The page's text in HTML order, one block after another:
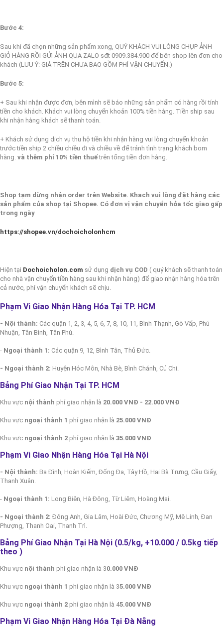
Bước 4:
Sau khi đã chọn những sản phẩm xong, QUÝ KHÁCH VUI LÒNG CHỤP ẢNH
GIỎ HÀNG RỒI GỬI ẢNH QUA ZALO sđt 0909.384.900 để bên shop lên đơn cho
khách (LƯU Ý: GIÁ TRÊN CHƯA BAO GỒM PHÍ VẬN CHUYỂN.)
Bước 5:
+ Sau khi nhận được đơn, bên mình sẽ báo những sản phẩm có hàng rồi tính
tiền cho khách. Khách vui lòng chuyển khoản 100% tiền hàng. Tiền ship sau
khi nhận hàng khách sẽ thanh toán.
+ Khách sử dụng dịch vụ thu hộ tiền khi nhận hàng vui lòng chuyển khoản
trước tiền ship 2 chiều chiều đi và chiều về để tránh tình trạng khách bom
hàng. và thêm phí 10% tiền thuếtrên tổng tiền đơn hàng.
Shop tạm dừng nhận order trên Website. Khach vui lòng đặt hàng các
sản phẩm của shop tại Shopee. Có đơn vị vận chuyển hỏa tốc giao gấp
trong ngày
https://shopee.vn/dochoicholonhcm
Hiện tại Dochoicholon.com sử dụng dịch vụ COD ( quý khách sẽ thanh toán
cho nhà vận chuyển tiền hàng sau khi nhận hàng) để giao nhận hàng hóa trên
cả nước, phí vận chuyển khách sẽ chịu.
Phạm Vi Giao Nhận Hàng Hóa Tại TP. HCM
- Nội thành: Các quận 1, 2, 3, 4, 5, 6, 7, 8, 10, 11, Bình Thạnh, Gò Vấp, Phú
Nhuận, Tân Bình, Tân Phú.
- Ngoại thành 1: Các quận 9, 12, Bình Tân, Thủ Đức.
- Ngoại thành 2: Huyện Hóc Môn, Nhà Bè, Bình Chánh, Củ Chi.
Bảng Phí Giao Nhận Tại TP. HCM
Khu vực nội thành phí giao nhận là 20.000 VNĐ - 22.000 VNĐ
Khu vực ngoại thành 1 phí giao nhận là 25.000 VNĐ
Khu vực ngoại thành 2 phí giao nhận là 35.000 VNĐ
Phạm Vi Giao Nhận Hàng Hóa Tại Hà Nội
- Nội thành: Ba Đình, Hoàn Kiếm, Đống Đa, Tây Hồ, Hai Bà Trưng, Cầu Giấy,
Thanh Xuân.
- Ngoại thành 1: Long Biên, Hà Đông, Từ Liêm, Hoàng Mai.
- Ngoại thành 2: Đông Anh, Gia Lâm, Hoài Đức, Chương Mỹ, Mê Linh, Đan
Phượng, Thanh Oai, Thanh Trì.
Bảng Phí Giao Nhận Tại Hà Nội (0.5/kg, +10.000 / 0.5kg tiếp
theo )
Khu vực nội thành phí giao nhận là 30.000 VNĐ
Khu vực ngoại thành 1 phí giao nhận là 35.000 VNĐ
Khu vực ngoại thành 2 phí giao nhận là 45.000 VNĐ
Phạm Vi Giao Nhận Hàng Hóa Tại Đà Nẵng